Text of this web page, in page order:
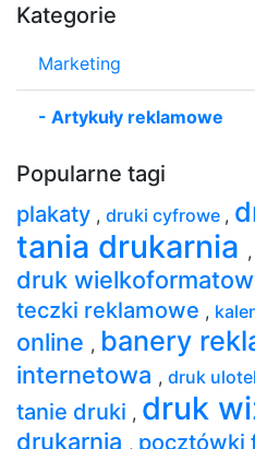
Kategorie
Marketing
- Artykuły reklamowe
Popularne tagi
plakaty , druki cyfrowe ,
tania drukarnia ,
druk
teczki reklamowe ,
online , banery
internetowa , druk
tanie druki , druk
drukarnia , pocztówki